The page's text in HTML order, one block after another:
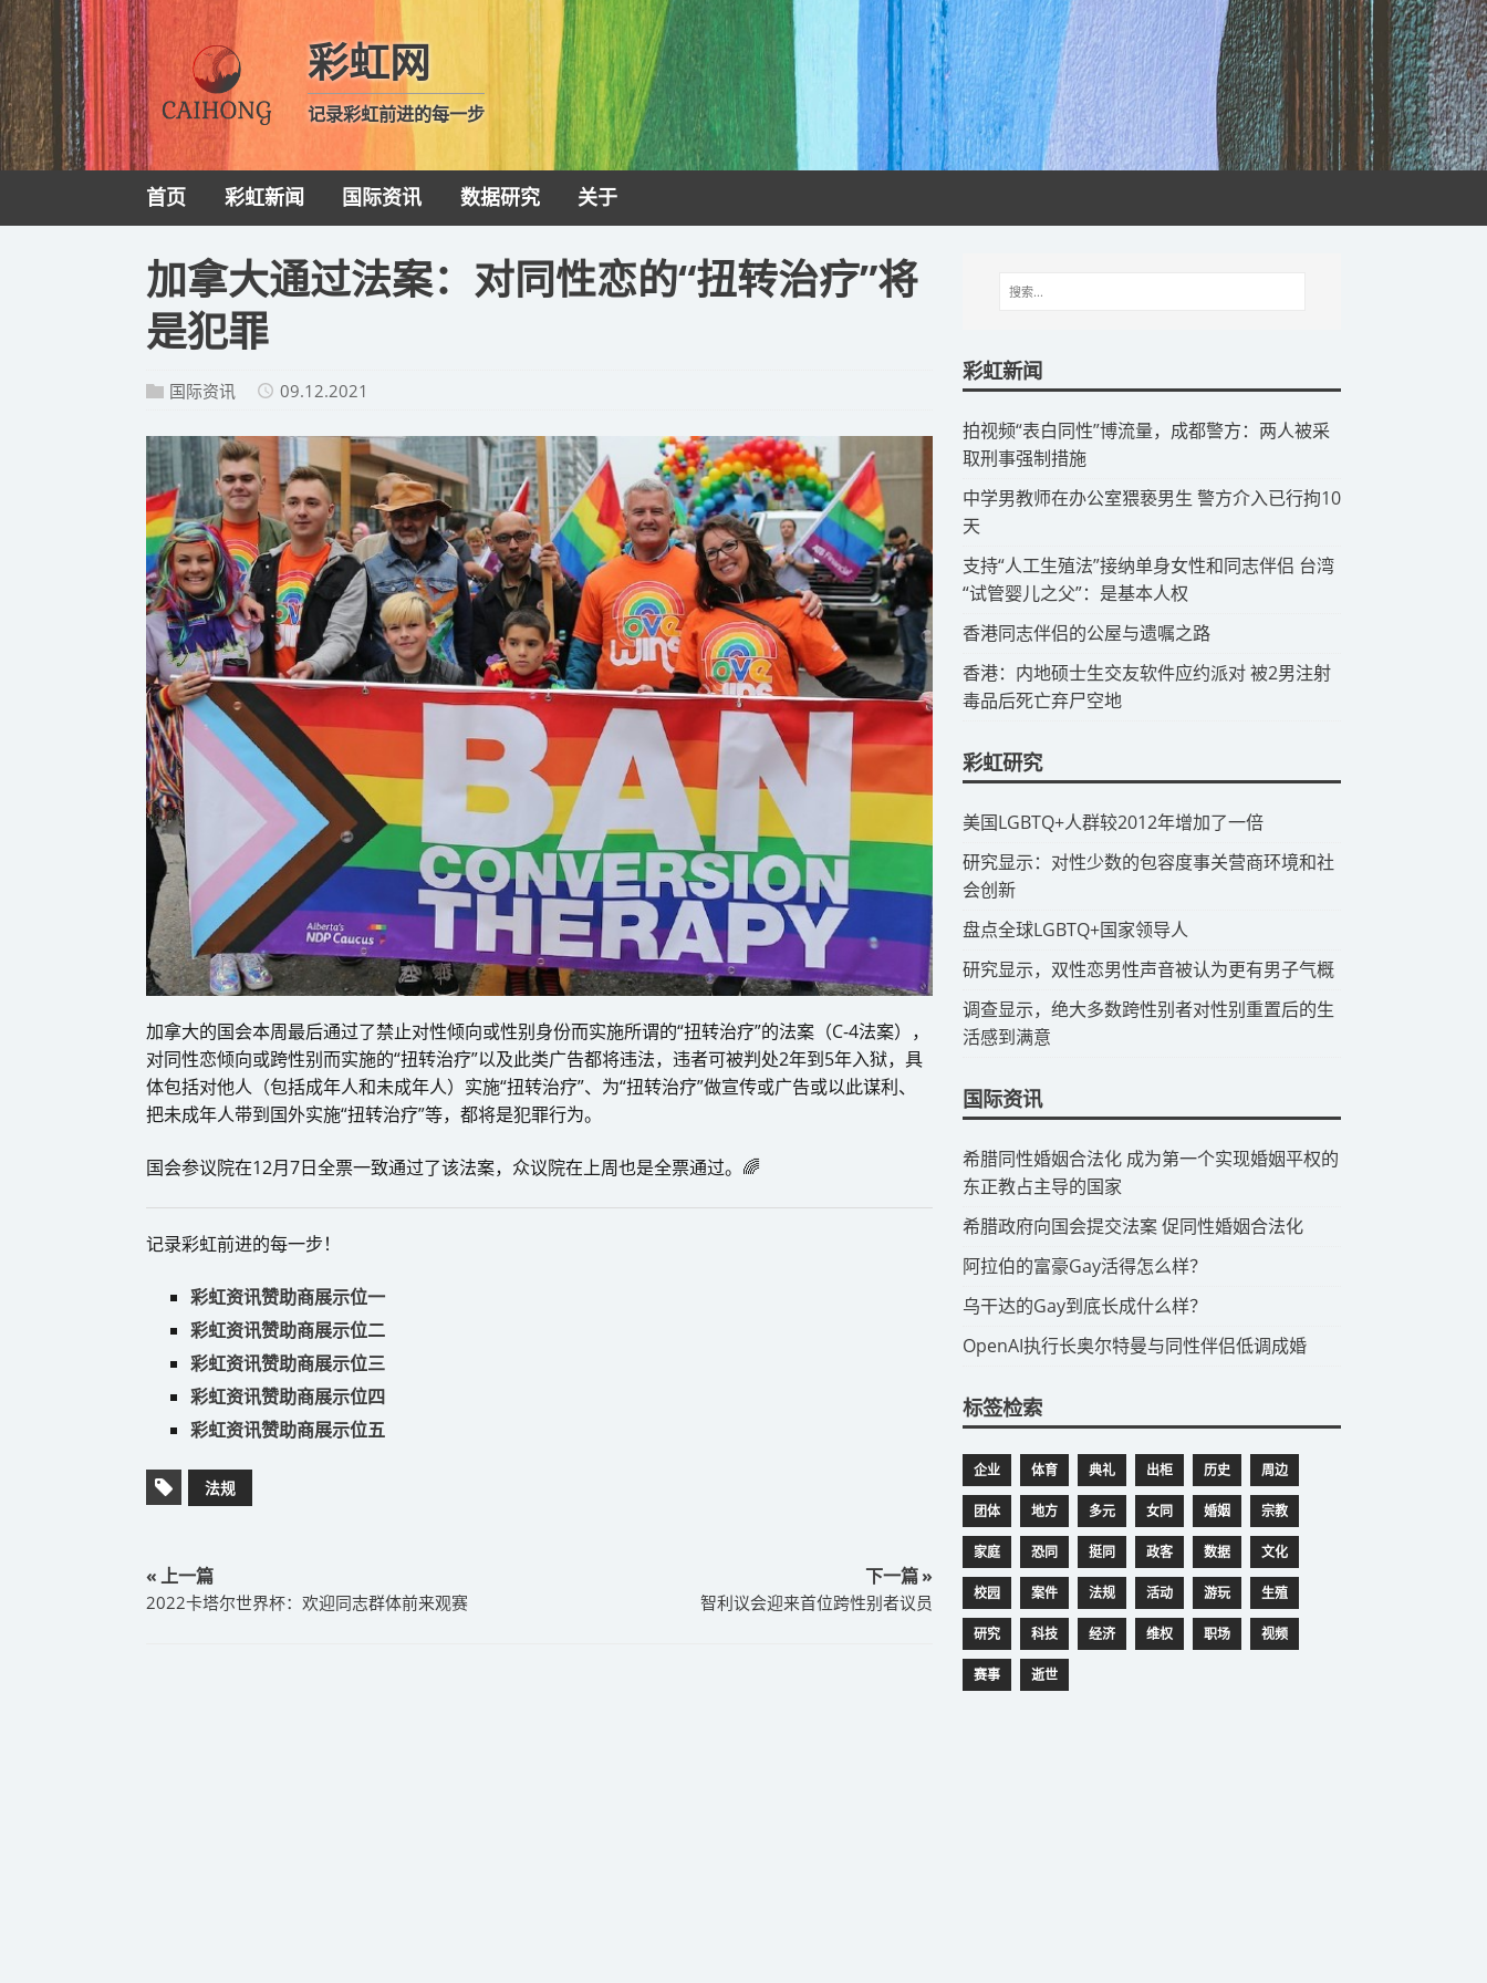
彩虹网
记录彩虹前进的每一步
首页 彩虹新闻 国际资讯 数据研究 关于
加拿大通过法案：对同性恋的“扭转治疗”将
是犯罪
国际资讯 09.12.2021
加拿大的国会本周最后通过了禁止对性倾向或性别身份而实施所谓的“扭转治疗”的法案（C-4法案），
对同性恋倾向或跨性别而实施的“扭转治疗”以及此类广告都将违法，违者可被判处2年到5年入狱，具
体包括对他人（包括成年人和未成年人）实施“扭转治疗”、为“扭转治疗”做宣传或广告或以此谋利、
把未成年人带到国外实施“扭转治疗”等，都将是犯罪行为。
国会参议院在12月7日全票一致通过了该法案，众议院在上周也是全票通过。🌈
记录彩虹前进的每一步！
彩虹资讯赞助商展示位一
彩虹资讯赞助商展示位二
彩虹资讯赞助商展示位三
彩虹资讯赞助商展示位四
彩虹资讯赞助商展示位五
法规
« 上一篇
2022卡塔尔世界杯：欢迎同志群体前来观赛
下一篇 »
智利议会迎来首位跨性别者议员
彩虹新闻
拍视频“表白同性”博流量，成都警方：两人被采
取刑事强制措施
​中学男教师在办公室猥亵男生 警方介入已行拘10
天
​支持“人工生殖法”接纳单身女性和同志伴侣 台湾
“试管婴儿之父”：是基本人权
​香港同志伴侣的公屋与遗嘱之路
​香港：内地硕士生交友软件应约派对 被2男注射
毒品后死亡弃尸空地
彩虹研究
​美国LGBTQ+人群较2012年增加了一倍
​研究显示：对性少数的包容度事关营商环境和社
会创新
​盘点全球LGBTQ+国家领导人
研究显示，双性恋男性声音被认为更有男子气概
调查显示，绝大多数跨性别者对性别重置后的生
活感到满意
国际资讯
​希腊同性婚姻合法化 成为第一个实现婚姻平权的
东正教占主导的国家
​希腊政府向国会提交法案 促同性婚姻合法化
​阿拉伯的富豪Gay活得怎么样？
​乌干达的Gay到底长成什么样？
​OpenAI执行长奥尔特曼与同性伴侣低调成婚
标签检索
企业 体育 典礼 出柜 历史 周边
团体 地方 多元 女同 婚姻 宗教
家庭 恐同 挺同 政客 数据 文化
校园 案件 法规 活动 游玩 生殖
研究 科技 经济 维权 职场 视频
赛事 逝世